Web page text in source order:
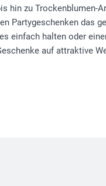
hin zu Trockenblumen-
Partygeschenken das
einfach halten oder
auf attraktive